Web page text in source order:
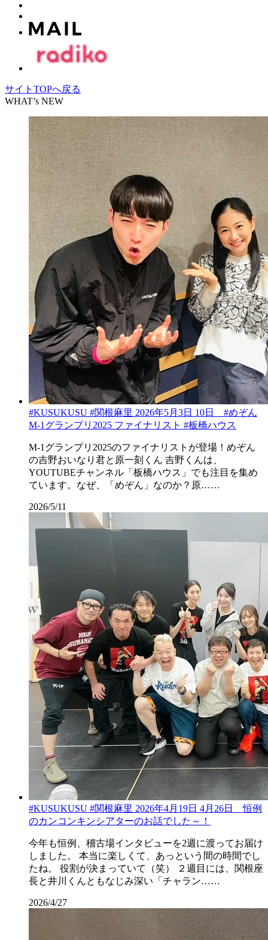
サイトTOPへ戻る
WHAT’s NEW
#KUSUKUSU #関根麻里 2026年5月3日 10日 #めぞん
M-1グランプリ2025 ファイナリスト #板橋ハウス
M-1グランプリ2025のファイナリストが登場！めぞん
の吉野おいなり君と原一刻くん 吉野くんは、
YOUTUBEチャンネル「板橋ハウス」でも注目を集め
ています。なぜ、「めぞん」なのか？原……
2026/5/11
#KUSUKUSU #関根麻里 2026年4月19日 4月26日 恒例
のカンコンキンシアターのお話でした～！
今年も恒例、稽古場インタビューを2週に渡ってお届け
しました。 本当に楽しくて、あっという間の時間でし
たね。 役割が決まっていて（笑） ２週目には、関根座
長と井川くんともなじみ深い「チャラン……
2026/4/27